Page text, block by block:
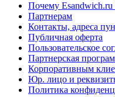
Почему Esandwich.ru
Партнерам
Контакты, адреса
Публичная оферта
Пользовательское
Партнерская
Корпоративным
Юр. лицо и
Политика